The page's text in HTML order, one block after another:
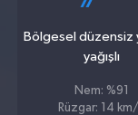
Bölgesel düzensiz
yağışlı
Nem: %91
Rüzgar: 14